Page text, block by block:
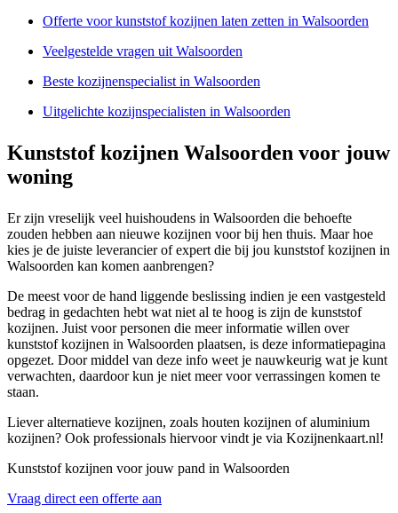
Offerte voor kunststof kozijnen laten zetten in Walsoorden
Veelgestelde vragen uit Walsoorden
Beste kozijnenspecialist in Walsoorden
Uitgelichte kozijnspecialisten in Walsoorden
Kunststof kozijnen Walsoorden voor jouw
woning
Er zijn vreselijk veel huishoudens in Walsoorden die behoefte
zouden hebben aan nieuwe kozijnen voor bij hen thuis. Maar hoe
kies je de juiste leverancier of expert die bij jou kunststof kozijnen in
Walsoorden kan komen aanbrengen?
De meest voor de hand liggende beslissing indien je een vastgesteld
bedrag in gedachten hebt wat niet al te hoog is zijn de kunststof
kozijnen. Juist voor personen die meer informatie willen over
kunststof kozijnen in Walsoorden plaatsen, is deze informatiepagina
opgezet. Door middel van deze info weet je nauwkeurig wat je kunt
verwachten, daardoor kun je niet meer voor verrassingen komen te
staan.
Liever alternatieve kozijnen, zoals houten kozijnen of aluminium
kozijnen? Ook professionals hiervoor vindt je via Kozijnenkaart.nl!
Kunststof kozijnen voor jouw pand in Walsoorden
Vraag direct een offerte aan